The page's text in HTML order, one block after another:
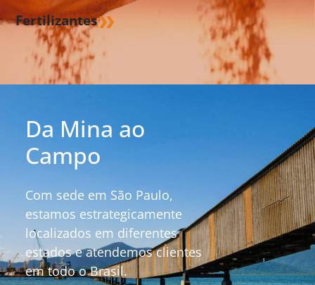
Fertilizantes
Da Mina ao
Campo
Com sede em São Paulo,
estamos estrategicamente
localizados em diferentes
estados e atendemos clientes
em todo o Brasil.